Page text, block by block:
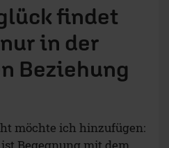
findet
in der
Beziehung
möchte ich hinzufügen: